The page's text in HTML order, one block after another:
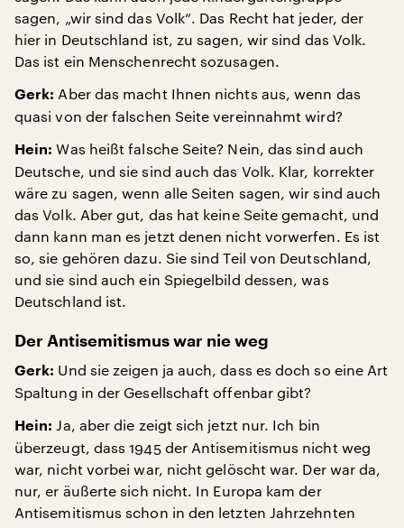
sagen, „wir sind das Volk“. Das Recht hat jeder, der
hier in Deutschland ist, zu sagen, wir sind das Volk.
Das ist ein Menschenrecht sozusagen.
Gerk: Aber das macht Ihnen nichts aus, wenn das
quasi von der falschen Seite vereinnahmt wird?
Hein: Was heißt falsche Seite? Nein, das sind auch
Deutsche, und sie sind auch das Volk. Klar, korrekter
wäre zu sagen, wenn alle Seiten sagen, wir sind auch
das Volk. Aber gut, das hat keine Seite gemacht, und
dann kann man es jetzt denen nicht vorwerfen. Es ist
so, sie gehören dazu. Sie sind Teil von Deutschland,
und sie sind auch ein Spiegelbild dessen, was
Deutschland ist.
Der Antisemitismus war nie weg
Gerk: Und sie zeigen ja auch, dass es doch so eine Art
Spaltung in der Gesellschaft offenbar gibt?
Hein: Ja, aber die zeigt sich jetzt nur. Ich bin
überzeugt, dass 1945 der Antisemitismus nicht weg
war, nicht vorbei war, nicht gelöscht war. Der war da,
nur, er äußerte sich nicht. In Europa kam der
Antisemitismus schon in den letzten Jahrzehnten